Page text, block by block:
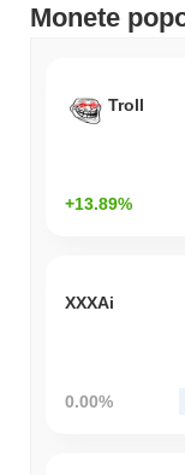
Monete
Troll
+13.89%
XXXAi
0.00%